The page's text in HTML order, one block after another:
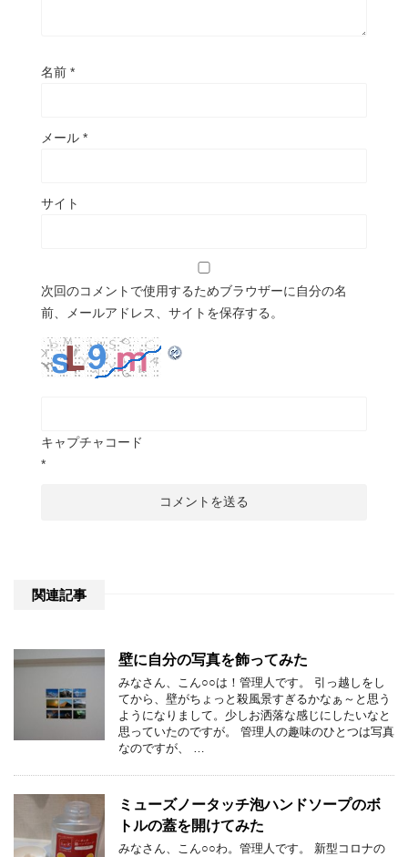
名前 *
メール *
サイト
次回のコメントで使用するためブラウザーに自分の名
前、メールアドレス、サイトを保存する。
キャプチャコード
*
関連記事
壁に自分の写真を飾ってみた
みなさん、こん○○は！管理人です。 引っ越しをし
てから、壁がちょっと殺風景すぎるかなぁ～と思う
ようになりまして。少しお洒落な感じにしたいなと
思っていたのですが。 管理人の趣味のひとつは写真
なのですが、 …
ミューズノータッチ泡ハンドソープのボ
トルの蓋を開けてみた
みなさん、こん○○わ。管理人です。 新型コロナの